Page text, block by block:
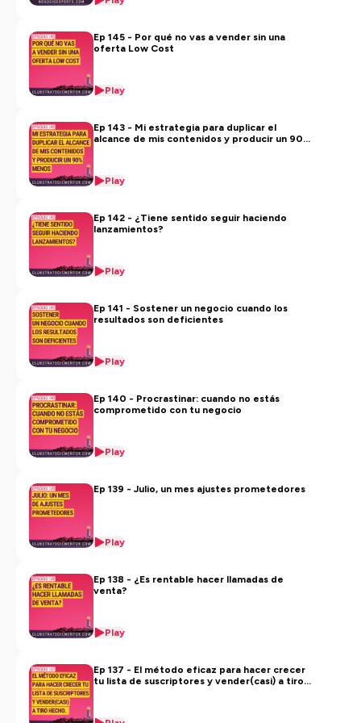
#empresarios #management #marketingdigital
#negocios #productividad #pequeñasempresas
#mentoring #coaching #pymes #estrategia #branding
#marketing #ventas #negociosonline
#contratacion #liderazgo #productividadpersonal
#planificacion #emprendedores #cuadrosdemando
#libertadfinanciera #emprendimiento #teletrabajo
#elearning #sistemas #proposito
information.
Ep 145 - Por qué no vas a vender sin una
oferta Low Cost
Play
Ep 143 - Mi estrategia para duplicar el
alcance de mis contenidos y producir un 90%
Play
Ep 142 - ¿Tiene sentido seguir haciendo
lanzamientos?
Play
Ep 141 - Sostener un negocio cuando los
resultados son deficientes
Play
Ep 140 - Procrastinar: cuando no estás
comprometido con tu negocio
Play
Ep 139 - Julio, un mes ajustes prometedores
Play
Ep 138 - ¿Es rentable hacer llamadas de
venta?
Play
Ep 137 - El método eficaz para hacer crecer
tu lista de suscriptores y vender(casi) a tiro